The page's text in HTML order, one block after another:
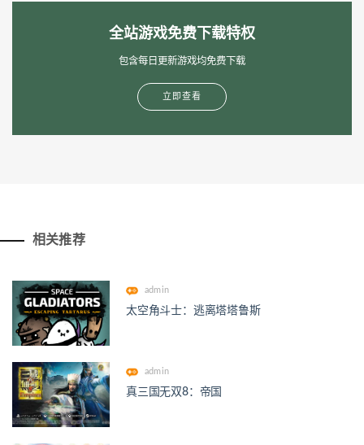
全站游戏免费下载特权
包含每日更新游戏均免费下载
立即查看
相关推荐
admin
太空角斗士：逃离塔塔鲁斯
admin
真三国无双8：帝国